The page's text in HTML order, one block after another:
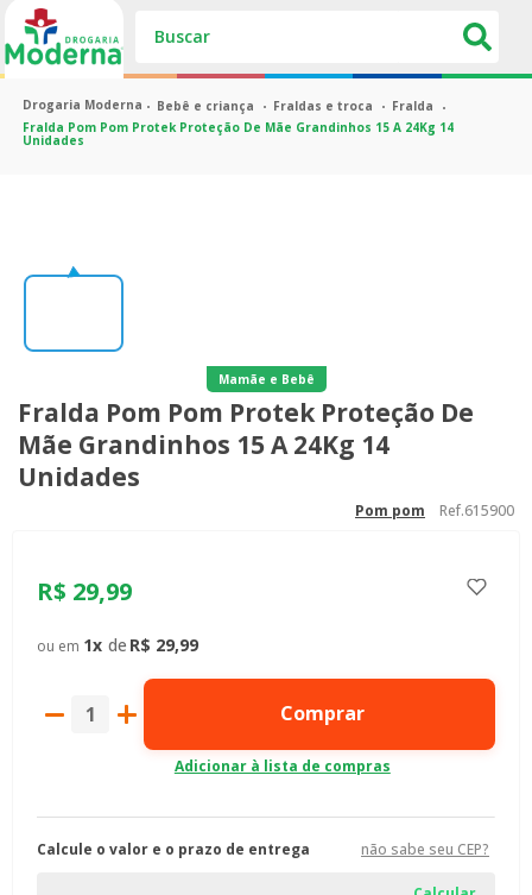
Bebê e criança Fraldas e troca
Fralda
Fralda Pom Pom Protek Proteção De Mãe Grandinhos 15 A 24Kg 14
Unidades
Mamãe e Bebê
Fralda Pom Pom Protek Proteção De
Mãe Grandinhos 15 A 24Kg 14
Unidades
pom pom Ref.615900
R$ 29,99
1 R$ 29,99
Comprar
Calcule o valor e o prazo de entrega não sabe seu CEP?